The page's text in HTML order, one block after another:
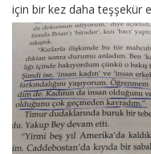
için bir kez daha teşşekür